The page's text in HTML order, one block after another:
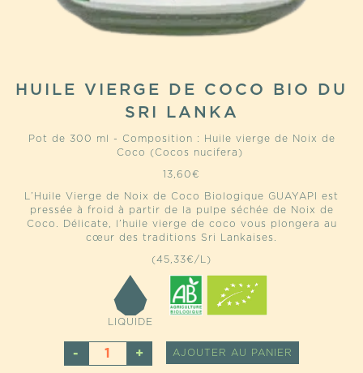
HUILE VIERGE DE COCO BIO DU
SRI LANKA
Pot de 300 ml - Composition : Huile vierge de Noix de
Coco (Cocos nucifera)
13,60€
L’Huile Vierge de Noix de Coco Biologique GUAYAPI est
pressée à froid à partir de la pulpe séchée de Noix de
Coco. Délicate, l’huile vierge de coco vous plongera au
cœur des traditions Sri Lankaises.
(45,33€/L)
LIQUIDE
QUANTITÉ
AJOUTER AU PANIER